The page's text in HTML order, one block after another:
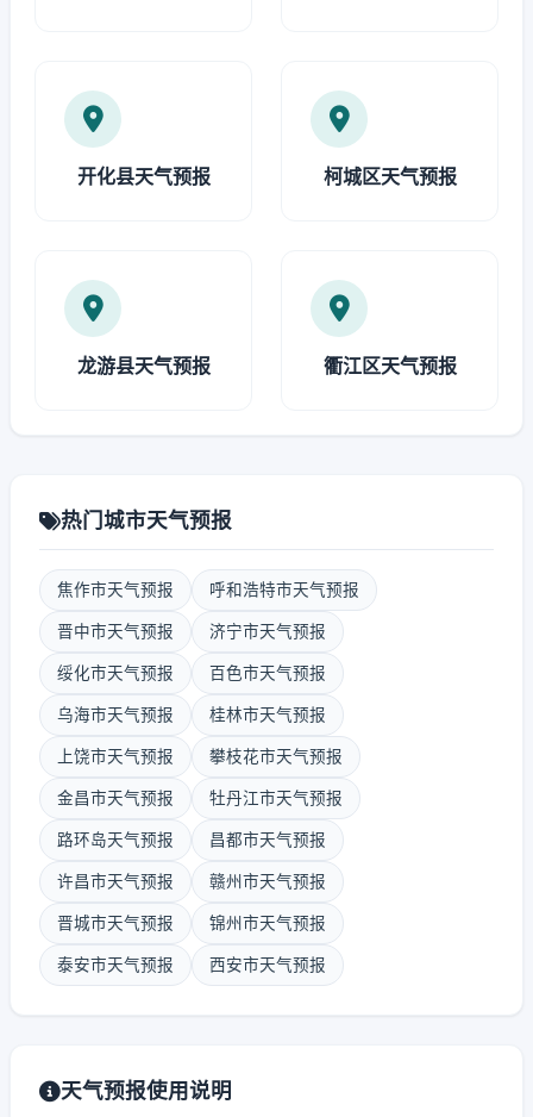
开化县天气预报 柯城区天气预报
龙游县天气预报 衢江区天气预报
热门城市天气预报
焦作市天气预报 呼和浩特市天气预报
晋中市天气预报 济宁市天气预报
绥化市天气预报 百色市天气预报
乌海市天气预报 桂林市天气预报
上饶市天气预报 攀枝花市天气预报
金昌市天气预报 牡丹江市天气预报
路环岛天气预报 昌都市天气预报
许昌市天气预报 赣州市天气预报
晋城市天气预报 锦州市天气预报
泰安市天气预报 西安市天气预报
天气预报使用说明